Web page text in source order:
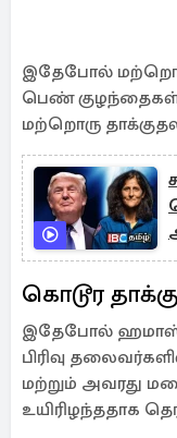
இதேபோல்
பெண்
மற்றொரு
கொடூர
இதேபோல் ஹமாஸ்
பிரிவு
மற்றும் அவரது
உயிரிழந்ததாக